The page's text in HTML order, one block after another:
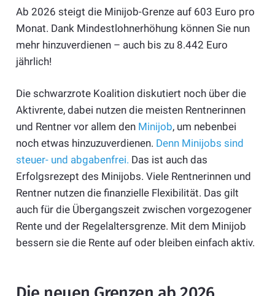
Ab 2026 steigt die Minijob-Grenze auf 603 Euro pro
Monat. Dank Mindestlohnerhöhung können Sie nun
mehr hinzuverdienen – auch bis zu 8.442 Euro
jährlich!
Die schwarzrote Koalition diskutiert noch über die
Aktivrente, dabei nutzen die meisten Rentnerinnen
und Rentner vor allem den Minijob, um nebenbei
noch etwas hinzuzuverdienen. Denn Minijobs sind
steuer- und abgabenfrei. Das ist auch das
Erfolgsrezept des Minijobs. Viele Rentnerinnen und
Rentner nutzen die finanzielle Flexibilität. Das gilt
auch für die Übergangszeit zwischen vorgezogener
Rente und der Regelaltersgrenze. Mit dem Minijob
bessern sie die Rente auf oder bleiben einfach aktiv.